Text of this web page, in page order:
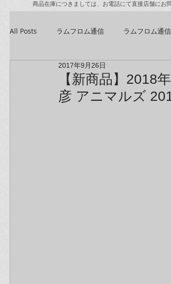
商品在庫につきましては、お電話にて直接店舗にお
All Posts ラムフロム通信 ラムフロム通
アーティスト＆クリエイター紹介
【新商品】2018
彦 アニマルズ
2017年9月26日